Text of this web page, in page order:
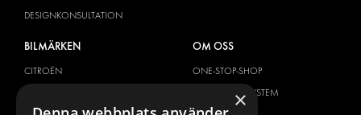
DESIGNKONSULTATION
BILMÄRKEN
CITROËN
OM OSS
ONE-STOP-SHOP
OM MODUL-SYSTEM
×